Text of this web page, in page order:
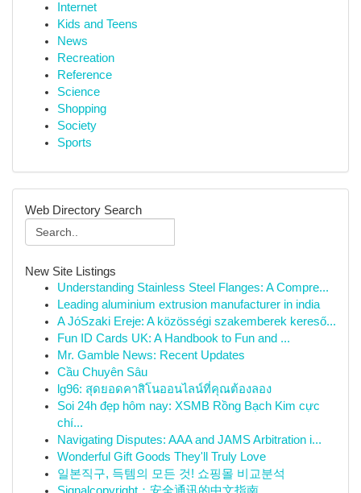
Internet
Kids and Teens
News
Recreation
Reference
Science
Shopping
Society
Sports
Web Directory Search
New Site Listings
Understanding Stainless Steel Flanges: A Compre...
Leading aluminium extrusion manufacturer in india
A JóSzaki Ereje: A közösségi szakemberek kereső...
Fun ID Cards UK: A Handbook to Fun and ...
Mr. Gamble News: Recent Updates
Cầu Chuyên Sâu
lg96: สุดยอดคาสิโนออนไลน์ที่คุณต้องลอง
Soi 24h đẹp hôm nay: XSMB Rồng Bạch Kim cực
chí...
Navigating Disputes: AAA and JAMS Arbitration i...
Wonderful Gift Goods They'll Truly Love
일본직구, 득템의 모든 것! 쇼핑몰 비교분석